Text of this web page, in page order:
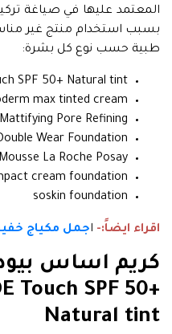
المعتمد عليها في صياغة
بسبب استخدام منتج غير
طبية حسب نوع كل بشرة:
SPF 50+ Natural tint
max tinted cream
Pore Refining
Wear Foundation
La Roche Posay
cream foundation
soskin foundation
اقراء ايضاً:- اجمل مكياج
كريم اساس
Touch SPF 50+
Natural tint